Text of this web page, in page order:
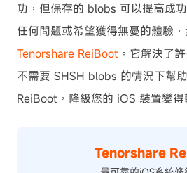
功，但保存的 blobs 可以提高成
任何問題或希望獲得無憂的體驗
Tenorshare ReiBoot 。它解決了
不需要 SHSH blobs 的情況下幫
ReiBoot，降級您的 iOS 裝置變得
Tenorshare